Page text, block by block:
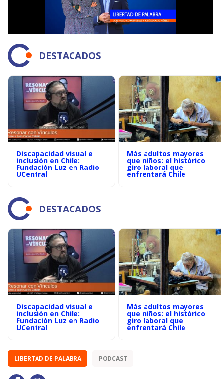
DESTACADOS
Discapacidad visual e
inclusión en Chile:
Fundación Luz en Radio
UCentral
Más adultos mayores
que niños: el histórico
giro laboral que
enfrentará Chile
DESTACADOS
Discapacidad visual e
inclusión en Chile:
Fundación Luz en Radio
UCentral
Más adultos mayores
que niños: el histórico
giro laboral que
enfrentará Chile
LIBERTAD DE PALABRA PODCAST